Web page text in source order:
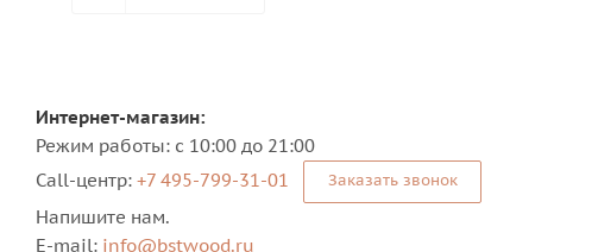
Интернет-магазин:
Режим работы: с 10:00 до 21:00
Сall-центр: +7 495-799-31-01 Заказать звонок
Напишите нам.
E-mail: info@bstwood.ru